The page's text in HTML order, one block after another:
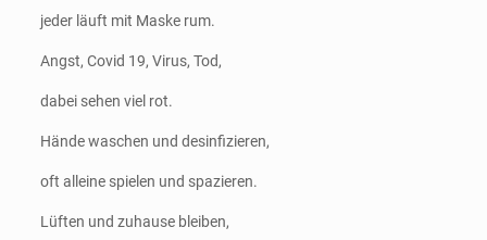
jeder läuft mit Maske rum.
Angst, Covid 19, Virus, Tod,
dabei sehen viel rot.
Hände waschen und desinfizieren,
oft alleine spielen und spazieren.
Lüften und zuhause bleiben,